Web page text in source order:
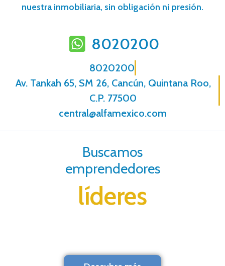
nuestra inmobiliaria, sin obligación ni presión.
8020200
8020200
Av. Tankah 65, SM 26, Cancún, Quintana Roo,
C.P. 77500
central@alfamexico.com
Buscamos
emprendedores
líderes